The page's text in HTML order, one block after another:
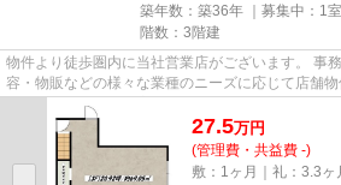
築年数：築36年 ｜募集中： 1室
階数：3階建
物件より徒歩圏内に当社営業店がございます。 事
容・物販などの様々な業種のニーズに応じて店舗物
尚、弊社ではおとり広告は一切...
27.5万円
(管理費・共益費 -)
敷：1ヶ月｜礼：3.3ヶ